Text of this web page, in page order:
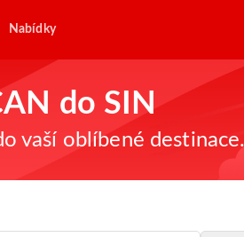
Nabídky
do SIN
vaší oblíbené